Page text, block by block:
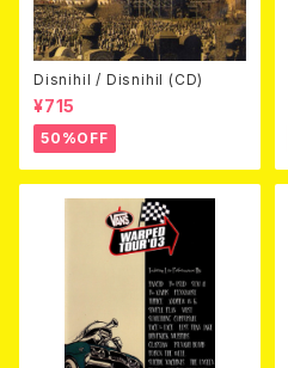
Disnihil / Disnihil (CD)
¥715
50%OFF